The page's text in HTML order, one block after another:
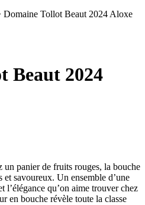
Domaine Tollot Beaut 2024 Aloxe
Beaut 2024
un panier de fruits rouges, la bouche
et savoureux. Un ensemble d’une
l’élégance qu’on aime trouver chez
en bouche révèle toute la classe